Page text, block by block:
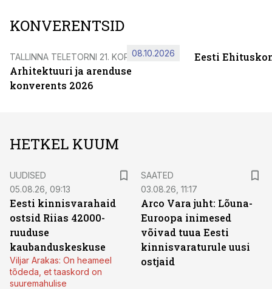
KONVERENTSID
TALLINNA TELETORNI 21. KORRUSEL
Arhitektuuri ja arenduse
konverents 2026
08.10.2026 Eesti
HETKEL KUUM
UUDISED
05.08.26, 09:13
Eesti kinnisvarahaid
ostsid Riias 42000-
ruuduse
kaubanduskeskuse
Viljar Arakas: On heameel
tõdeda, et taaskord on
suuremahulise
SAATED
03.08.26, 11:17
Arco Vara juht: Lõuna-
Euroopa inimesed
võivad tuua Eesti
kinnisvaraturule uusi
ostjaid